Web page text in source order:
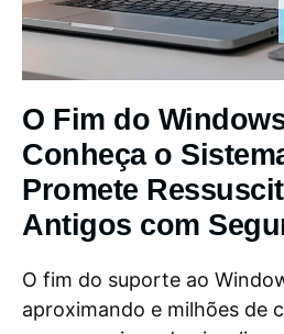
O Fim do
Conheça o
Promete
Antigos com
O fim do suporte ao
aproximando e milhões de